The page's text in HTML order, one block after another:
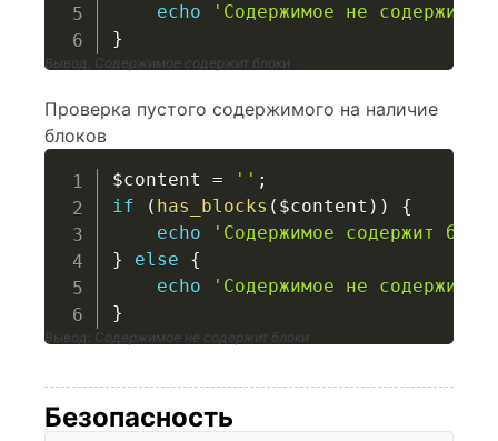
echo
'Содержимое не содержит
}
Вывод: Содержимое содержит блоки
Проверка пустого содержимого на наличие
блоков
$content = '' ;
if
( has_blocks ( $content ) )
{
echo
'Содержимое содержит
}
else
{
echo
'Содержимое не содержит
}
Вывод: Содержимое не содержит блоки
Безопасность